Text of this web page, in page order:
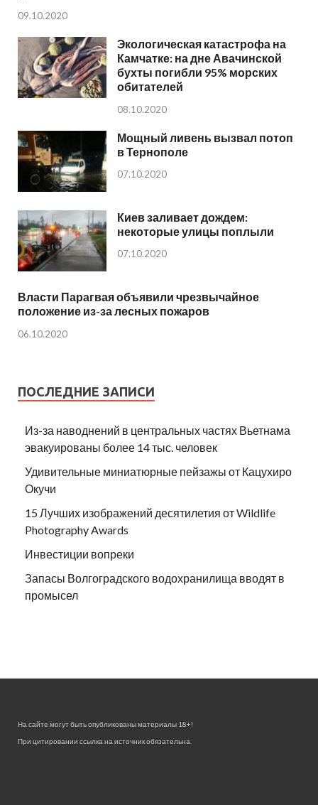
09.10.2020
Экологическая катастрофа на
Камчатке: на дне Авачинской
бухты погибли 95% морских
обитателей
08.10.2020
Мощный ливень вызвал потоп
в Тернополе
07.10.2020
Киев заливает дождем:
некоторые улицы поплыли
07.10.2020
Власти Парагвая объявили чрезвычайное
положение из-за лесных пожаров
06.10.2020
ПОСЛЕДНИЕ ЗАПИСИ
Из-за наводнений в центральных частях Вьетнама
эвакуированы более 14 тыс. человек
Удивительные миниатюрные пейзажы от Кацухиро
Окучи
15 Лучших изображений десятилетия от Wildlife
Photography Awards
Инвестиции вопреки
Запасы Волгоградского водохранилища вводят в
промысел
На сайте могут быть опубликованы материалы 18+!
При цитировании ссылка на источник обязательна.